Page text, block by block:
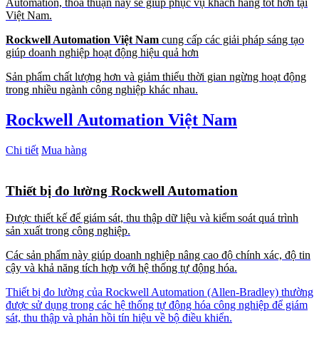
Automation, thỏa thuận này sẽ giúp phục vụ khách hàng tốt hơn tại
Việt Nam.
Rockwell Automation Việt Nam cung cấp các giải pháp sáng tạo
giúp doanh nghiệp hoạt động hiệu quả hơn
Sản phẩm chất lượng hơn và giảm thiểu thời gian ngừng hoạt động
trong nhiều ngành công nghiệp khác nhau.
Rockwell Automation Việt Nam
Chi tiết Mua hàng
Thiết bị đo lường Rockwell Automation
Được thiết kế để giám sát, thu thập dữ liệu và kiểm soát quá trình
sản xuất trong công nghiệp.
Các sản phẩm này giúp doanh nghiệp nâng cao độ chính xác, độ tin
cậy và khả năng tích hợp với hệ thống tự động hóa.
Thiết bị đo lường của Rockwell Automation (Allen-Bradley) thường
được sử dụng trong các hệ thống tự động hóa công nghiệp để giám
sát, thu thập và phản hồi tín hiệu về bộ điều khiển.